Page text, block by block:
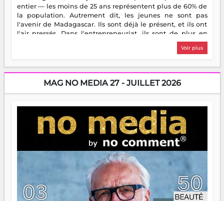
entier — les moins de 25 ans représentent plus de 60% de
la population. Autrement dit, les jeunes ne sont pas
l'avenir de Madagascar. Ils sont déjà le présent, et ils ont
l'air pressés. Dans l'entrepreneuriat, ils sont de plus en
plus nombreux à se lancer, à créer, à risquer — souvent
sans filet, souvent sans aide, mais toujours avec cette
dorment vraiment la nuit. En culture, les nouvelles sont
encore meilleures. Aina Rasamoelina vient de décrocher le
Prix RFI Instrumental Afrique. Miangaly Elia rafle le Prix
jeunes qui tiennent la torche. Alors oui, on pourrait
s'arrêter là, applaudir et rentrer chez soi satisfait. Mais ce
serait passer à côté d'une chose essentielle. La fougue, ça
brûle fort — et parfois, ça brûle vite. Une flamme sans
direction peut éclairer autant qu'elle peut consumer. C'est
là que les aînés entrent en scène — pas pour reprendre le
gouvernail, mais pour montrer où sont les récifs. Les jeunes
ont la force, les vieux ont l'expérience, comme on dit. Ce
n'est pas un combat de générations — c'est une question
d'équipage. Partagez vos réussites, mais aussi vos échecs.
Surtout vos échecs, d'ailleurs — ils enseignent mieux que
Voir plus
MAG NO MEDIA 27 - JUILLET 2026